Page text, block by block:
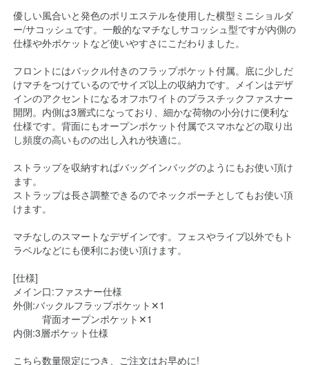
優しい風合いと発色のポリエステルを使用した横型ミニショルダ
ー/サコッシュです。一般的なマチなしサコッシュ型ですが内側の
仕様や外ポケットなど使いやすさにこだわりました。
フロントにはバックル付きのフラップポケット付属。底に少しだ
けマチをつけているのでサイズ以上の収納力です。メインはデザ
インのアクセントになるオフホワイトのプラスチックファスナー
開閉。内側は3層式になっており、細かな荷物の小分けに便利な
仕様です。背面にもオープンポケット付属でスマホなどの取り出
し頻度の高いものの出し入れが快適に。
ストラップを収納すればバッグインバッグのようにもお使い頂け
ます。
ストラップは長さ調整できるのでネックポーチとしてもお使い頂
けます。
マチなしのスマートなデザインです。フェスやライブ以外でもト
ラベルなどにも便利にお使い頂けます。
[仕様]
メイン口:ファスナー仕様
外側:バックルフラップポケット✕1
背面オープンポケット✕1
内側:3層ポケット仕様
こちら数量限定につき、ご注文はお早めに!